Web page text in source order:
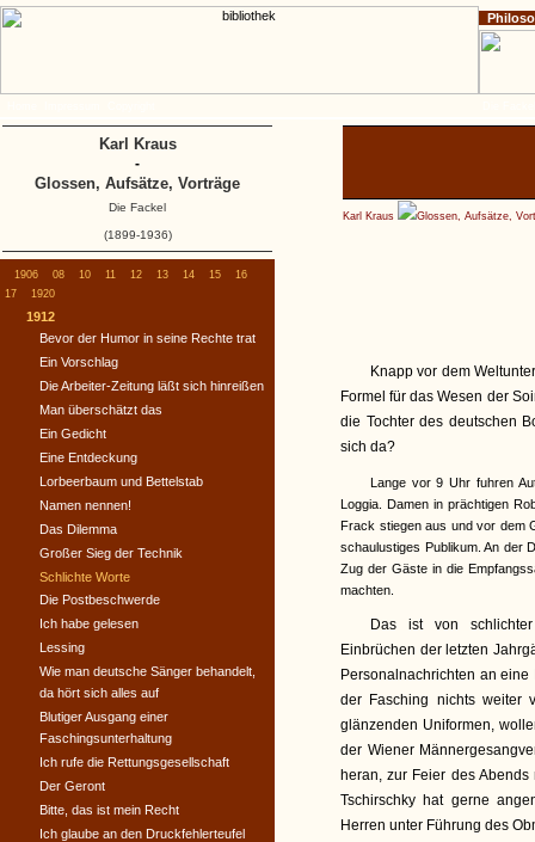
Karl Kraus Glossen, Aufsätze,
Knapp vor dem
Formel für das Wesen der
die Tochter des deutschen
sich da?
Lange vor 9 Uhr fuhren
Loggia. Damen in prächtigen
Frack stiegen aus und vor dem
schaulustiges Publikum. An der
Zug der Gäste in die
machten.
Das ist von
Einbrüchen der letzten
Personalnachrichten an
der Fasching nichts weiter
glänzenden Uniformen,
der Wiener
heran, zur Feier des
Tschirschky hat gerne
Herren unter Führung des
1906 08 10 11 12 13 14 15
16
17
1920
1912
Bevor der Humor in seine Rechte trat
Ein Vorschlag
Die Arbeiter-Zeitung läßt sich hinreißen
Man überschätzt das
Ein Gedicht
Eine Entdeckung
Lorbeerbaum und Bettelstab
Namen nennen!
Das Dilemma
Großer Sieg der Technik
Schlichte Worte
Die Postbeschwerde
Ich habe gelesen
Lessing
Wie man deutsche Sänger behandelt,
da hört sich alles auf
Blutiger Ausgang einer
Faschingsunterhaltung
Ich rufe die Rettungsgesellschaft
Der Geront
Bitte, das ist mein Recht
Ich glaube an den Druckfehlerteufel
Karl Kraus
-
Glossen, Aufsätze, Vorträge
Die Fackel
(1899-1936)